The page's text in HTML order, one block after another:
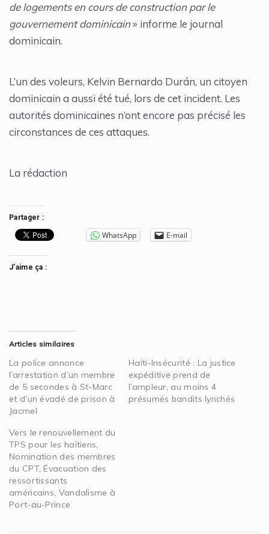
de logements en cours de construction par le
gouvernement dominicain» informe le journal
dominicain.
L’un des voleurs, Kelvin Bernardo Durán, un citoyen
dominicain a aussi été tué, lors de cet incident. Les
autorités dominicaines n’ont encore pas précisé les
circonstances de ces attaques.
La rédaction
Partager :
WhatsApp E-mail
J’aime ça :
Articles similaires
La police annonce
l’arrestation d’un membre
de 5 secondes à St-Marc
et d’un évadé de prison à
Jacmel
Haïti-Insécurité : La justice
expéditive prend de
l’ampleur, au moins 4
présumés bandits lynchés
Vers le renouvellement du
TPS pour les haïtiens,
Nomination des membres
du CPT, Évacuation des
ressortissants
américains, Vandalisme à
Port-au-Prince